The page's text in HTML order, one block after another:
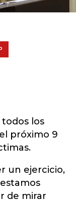
los
próximo 9
un ejercicio,
de mirar